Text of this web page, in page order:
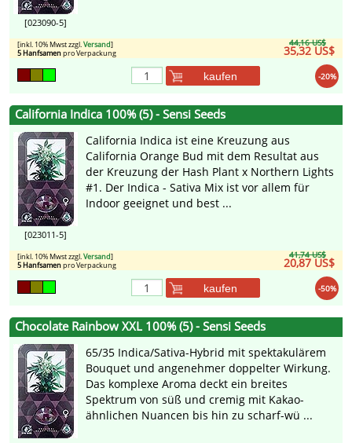
[023090-5]
44,16 US$
35,32 US$
[inkl. 10% Mwst zzgl.Versand]
5 Hanfsamenpro Verpackung
-20%
kaufen
California Indica 100% (5) - Sensi Seeds
[023011-5]
California Indica ist eine Kreuzung aus
California Orange Bud mit dem Resultat aus
der Kreuzung der Hash Plant x Northern Lights
#1. Der Indica - Sativa Mix ist vor allem für
Indoor geeignet und best ...
41,74 US$
20,87 US$
[inkl. 10% Mwst zzgl.Versand]
5 Hanfsamenpro Verpackung
-50%
kaufen
Chocolate Rainbow XXL 100% (5) - Sensi Seeds
65/35 Indica/Sativa-Hybrid mit spektakulärem
Bouquet und angenehmer doppelter Wirkung.
Das komplexe Aroma deckt ein breites
Spektrum von süß und cremig mit Kakao-
ähnlichen Nuancen bis hin zu scharf-wü ...